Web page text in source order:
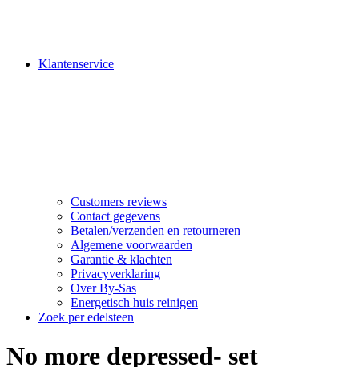
Klantenservice
Customers reviews
Contact gegevens
Betalen/verzenden en retourneren
Algemene voorwaarden
Garantie & klachten
Privacyverklaring
Over By-Sas
Energetisch huis reinigen
Zoek per edelsteen
No more depressed- set